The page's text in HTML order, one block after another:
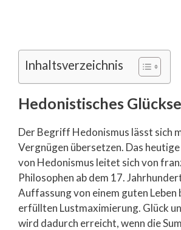
Inhaltsverzeichnis
Hedonistisches
Der Begriff Hedonismus lässt sich
Vergnügen übersetzen. Das
von Hedonismus leitet sich von
Philosophen ab dem 17.
Auffassung von einem guten Leben
erfüllten Lustmaximierung. Glück
wird dadurch erreicht, wenn die